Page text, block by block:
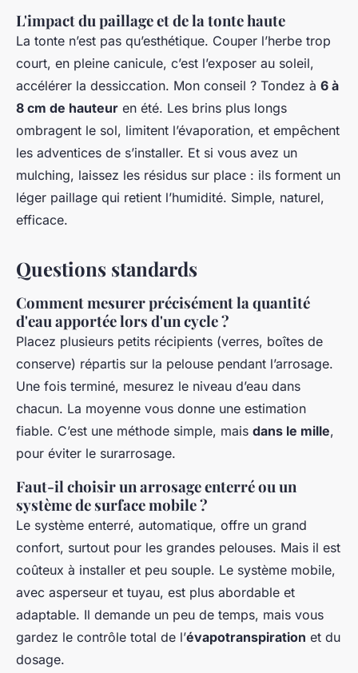
L'impact du paillage et de la tonte haute
La tonte n’est pas qu’esthétique. Couper l’herbe trop
court, en pleine canicule, c’est l’exposer au soleil,
accélérer la dessiccation. Mon conseil ? Tondez à 6 à
8 cm de hauteur en été. Les brins plus longs
ombragent le sol, limitent l’évaporation, et empêchent
les adventices de s’installer. Et si vous avez un
mulching, laissez les résidus sur place : ils forment un
léger paillage qui retient l’humidité. Simple, naturel,
efficace.
Questions standards
Comment mesurer précisément la quantité
d'eau apportée lors d'un cycle ?
Placez plusieurs petits récipients (verres, boîtes de
conserve) répartis sur la pelouse pendant l’arrosage.
Une fois terminé, mesurez le niveau d’eau dans
chacun. La moyenne vous donne une estimation
fiable. C’est une méthode simple, mais dans le mille,
pour éviter le surarrosage.
Faut-il choisir un arrosage enterré ou un
système de surface mobile ?
Le système enterré, automatique, offre un grand
confort, surtout pour les grandes pelouses. Mais il est
coûteux à installer et peu souple. Le système mobile,
avec asperseur et tuyau, est plus abordable et
adaptable. Il demande un peu de temps, mais vous
gardez le contrôle total de l’évapotranspiration et du
dosage.